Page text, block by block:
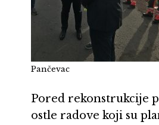
Pančevac
Pored rekonstrukcije
ostle radove koji su